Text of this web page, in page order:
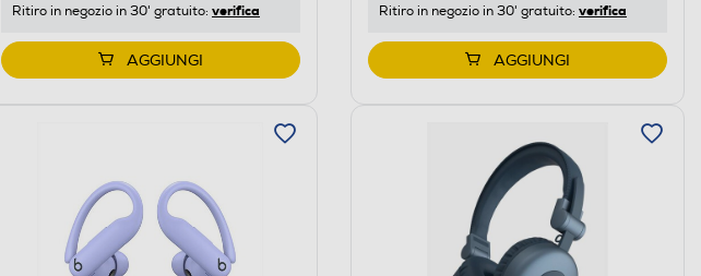
Ritiro in negozio in 30' gratuito: verifica
AGGIUNGI
Ritiro in negozio in 30' gratuito: verifica
AGGIUNGI